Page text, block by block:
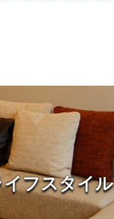
フスタイル